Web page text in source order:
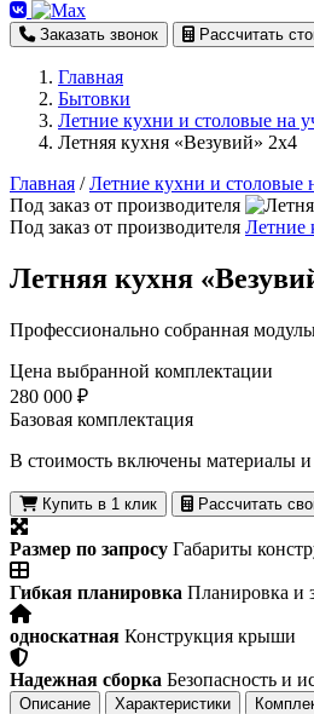
Заказать звонок Рассчитать
Главная
Бытовки
Летние кухни и столовые на
Летняя кухня «Везувий» 2х4
Главная / Летние кухни и столовые
Под заказ от производителя
Под заказ от производителя Летние
Летняя кухня
Профессионально собранная
Цена выбранной комплектации
280 000 ₽
Базовая комплектация
В стоимость включены материалы и
Купить в 1 клик Рассчитать
Размер по запросу Габариты
Гибкая планировка Планировка и
односкатная Конструкция крыши
Надежная сборка Безопасность и
Описание Характеристики